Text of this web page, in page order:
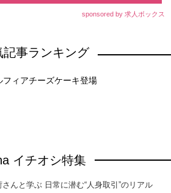
sponsored by 求人ボックス
記事ランキング
フィアチーズケーキ登場
イチオシ特集
さんと学ぶ 日常に潜む“人身取引”のリアル